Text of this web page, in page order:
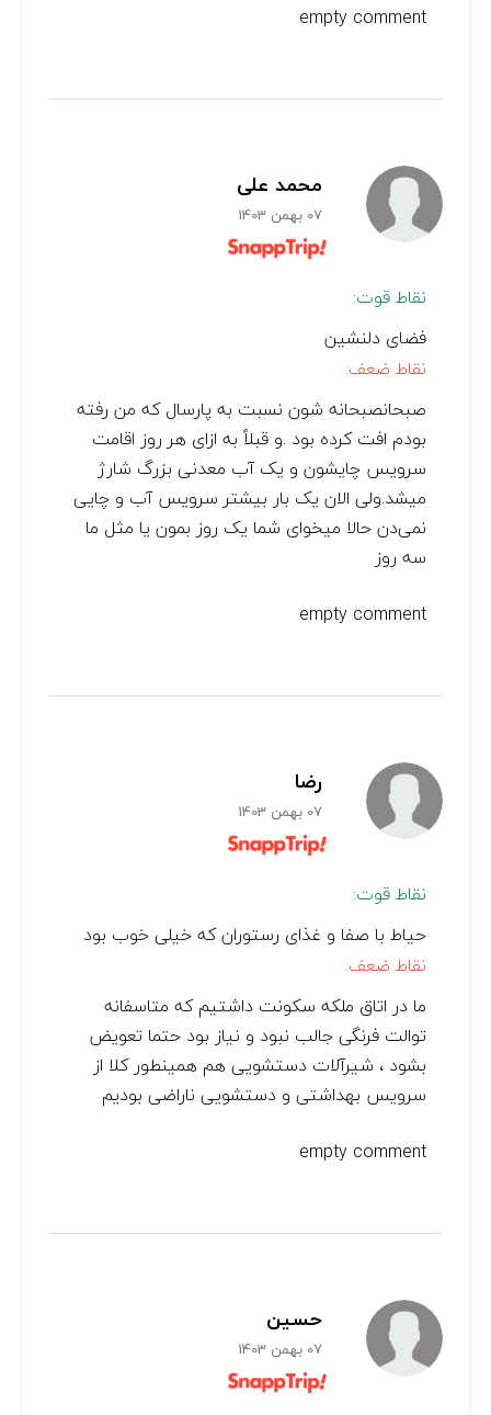
empty comment
محمد علی
07 بهمن 1403
نقاط قوت:
فضای دلنشین
نقاط ضعف:
صبحانصبحانه شون نسبت به پارسال که من رفته
بودم افت کرده بود .و قبلاً به ازای هر روز اقامت
سرویس چایشون و یک آب معدنی بزرگ شارژ
میشد.ولی الان یک بار بیشتر سرویس آب و چایی
نمی‌دن حالا میخوای شما یک روز بمون یا مثل ما
سه روز
empty comment
رضا
07 بهمن 1403
نقاط قوت:
حیاط با صفا و غذای رستوران که خیلی خوب بود
نقاط ضعف:
ما در اتاق ملکه سکونت داشتیم که متاسفانه
توالت فرنگی جالب نبود و نیاز بود حتما تعویض
بشود ، شیرآلات دستشویی هم همینطور کلا از
سرویس بهداشتی و دستشویی ناراضی بودیم
empty comment
حسین
07 بهمن 1403